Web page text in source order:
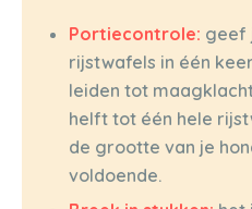
Portiecontrole: geef
rijstwafels in één
leiden tot
helft tot één hele
de grootte van je
voldoende.